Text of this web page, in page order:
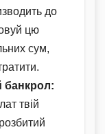
до
цю
сум,
банкрол:
твій